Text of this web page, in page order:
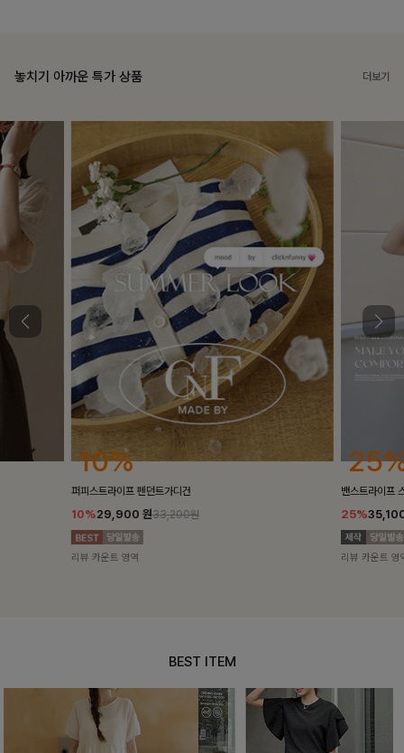
놓치기 아까운 특가 상품 더보기
25%
밴스트라이프 스트링원피스
25%35,100 원46,800원
리뷰 카운트 영역
10%
[5천장돌파/
10%
리뷰 카운트 영
BEST ITEM